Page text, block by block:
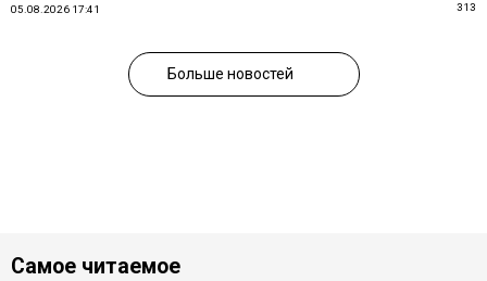
05.08.2026 17:41 313
Больше новостей
Самое читаемое